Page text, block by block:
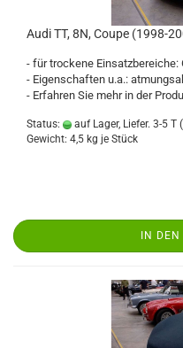
Audi TT, 8N, Coupe (1998-
- für trockene Einsatzbereiche:
- Eigenschaften u.a.:
- Erfahren Sie mehr in der
Status: auf Lager, Liefer. 3-5 T
Gewicht: 4,5 kg je Stück
IN